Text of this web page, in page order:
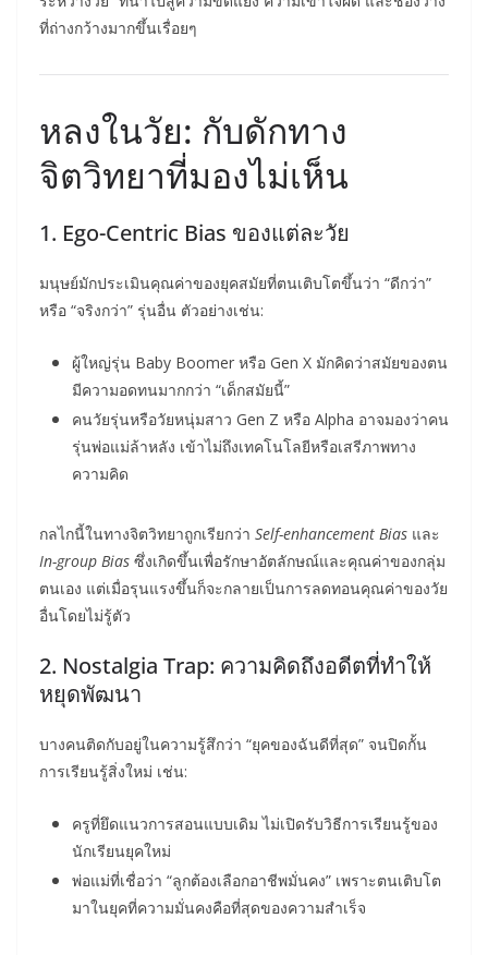
ที่ถ่างกว้างมากขึ้นเรื่อยๆ
หลงในวัย: กับดักทาง
จิตวิทยาที่มองไม่เห็น
1. Ego-Centric Bias ของแต่ละวัย
มนุษย์มักประเมินคุณค่าของยุคสมัยที่ตนเติบโตขึ้นว่า “ดีกว่า”
หรือ “จริงกว่า” รุ่นอื่น ตัวอย่างเช่น:
ผู้ใหญ่รุ่น Baby Boomer หรือ Gen X มักคิดว่าสมัยของตน
มีความอดทนมากกว่า “เด็กสมัยนี้”
คนวัยรุ่นหรือวัยหนุ่มสาว Gen Z หรือ Alpha อาจมองว่าคน
รุ่นพ่อแม่ล้าหลัง เข้าไม่ถึงเทคโนโลยีหรือเสรีภาพทาง
ความคิด
กลไกนี้ในทางจิตวิทยาถูกเรียกว่า Self-enhancement Bias และ
In-group Bias ซึ่งเกิดขึ้นเพื่อรักษาอัตลักษณ์และคุณค่าของกลุ่ม
ตนเอง แต่เมื่อรุนแรงขึ้นก็จะกลายเป็นการลดทอนคุณค่าของวัย
อื่นโดยไม่รู้ตัว
2. Nostalgia Trap: ความคิดถึงอดีตที่ทำให้
หยุดพัฒนา
บางคนติดกับอยู่ในความรู้สึกว่า “ยุคของฉันดีที่สุด” จนปิดกั้น
การเรียนรู้สิ่งใหม่ เช่น:
ครูที่ยึดแนวการสอนแบบเดิม ไม่เปิดรับวิธีการเรียนรู้ของ
นักเรียนยุคใหม่
พ่อแม่ที่เชื่อว่า “ลูกต้องเลือกอาชีพมั่นคง” เพราะตนเติบโต
มาในยุคที่ความมั่นคงคือที่สุดของความสำเร็จ